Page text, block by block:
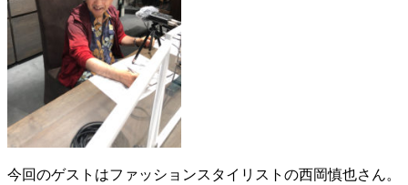
今回のゲストはファッションスタイリストの西岡慎也さん。